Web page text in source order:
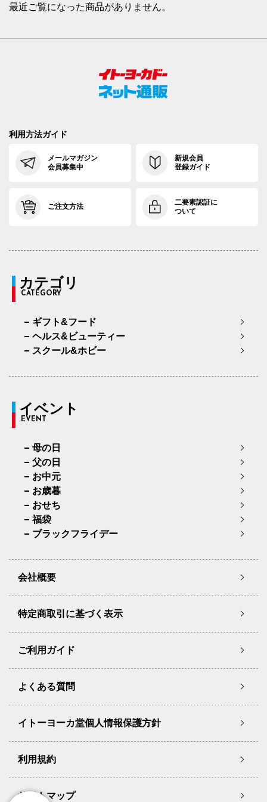
最近ご覧になった商品がありません。
利用方法ガイド
メールマガジン
会員募集中
新規会員
登録ガイド
ご注文方法
二要素認証に
ついて
カテゴリ
CATEGORY
ギフト&フード
ヘルス&ビューティー
スクール&ホビー
イベント
EVENT
母の日
父の日
お中元
お歳暮
おせち
福袋
ブラックフライデー
会社概要
特定商取引に基づく表示
ご利用ガイド
よくある質問
イトーヨーカ堂個人情報保護方針
利用規約
サイトマップ